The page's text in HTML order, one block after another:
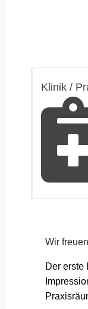
Klinik /
Wir
Der erste